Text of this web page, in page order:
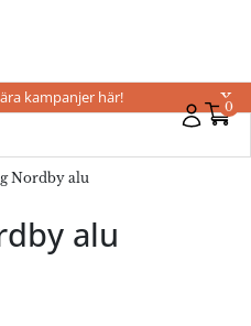
0
kampanjer här! X
Nordby alu
alu